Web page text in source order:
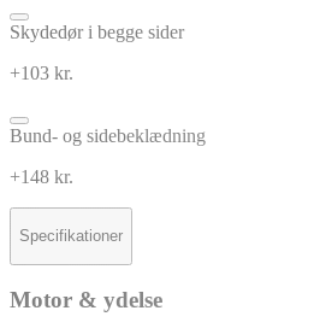
Skydedør i begge sider
+103 kr.
Bund- og sidebeklædning
+148 kr.
Specifikationer
Motor & ydelse